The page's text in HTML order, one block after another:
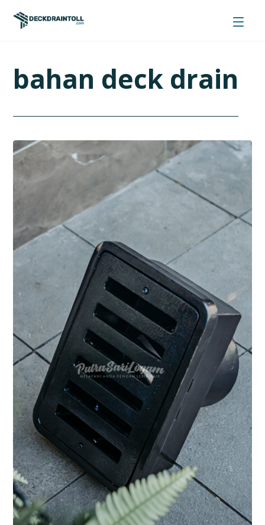
bahan deck drain